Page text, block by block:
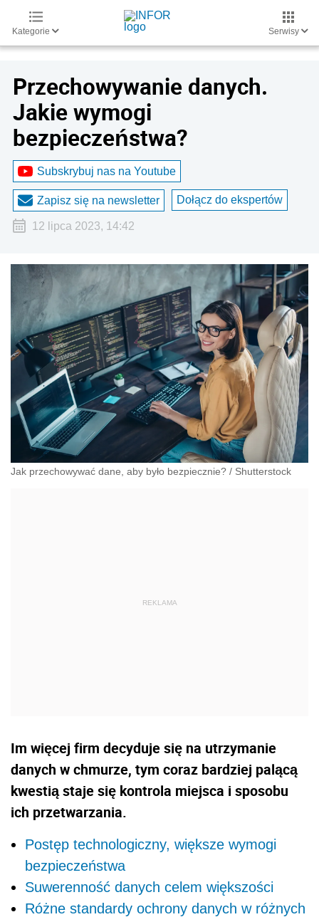
Kategorie Serwisy
Przechowywanie danych.
Jakie wymogi
bezpieczeństwa?
Subskrybuj nas na Youtube
Zapisz się na newsletter Dołącz do ekspertów
12 lipca 2023, 14:42
Jak przechowywać dane, aby było bezpiecznie? / Shutterstock
Im więcej firm decyduje się na utrzymanie
danych w chmurze, tym coraz bardziej palącą
kwestią staje się kontrola miejsca i sposobu
ich przetwarzania.
Postęp technologiczny, większe wymogi
bezpieczeństwa
Suwerenność danych celem większości
Różne standardy ochrony danych w różnych